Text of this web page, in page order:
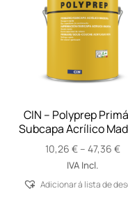
CIN – Polyprep
Subcapa Acrílico
10,26€ – 47,36€
IVA Incl.
Adicionar á lista de